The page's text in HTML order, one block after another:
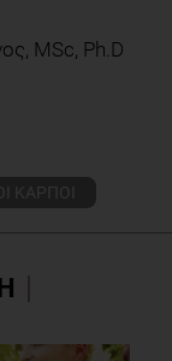
MSc, Ph.D
ΚΑΡΠΟΙ